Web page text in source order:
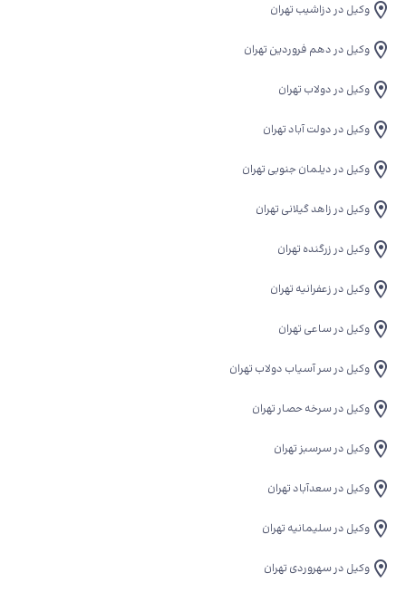
وکیل در دزاشیب تهران
وکیل در دهم فروردین تهران
وکیل در دولاب تهران
وکیل در دولت آباد تهران
وکیل در دیلمان جنوبی تهران
وکیل در زاهد گیلانی تهران
وکیل در زرگنده تهران
وکیل در زعفرانیه تهران
وکیل در ساعی تهران
وکیل در سر آسیاب دولاب تهران
وکیل در سرخه حصار تهران
وکیل در سرسبز تهران
وکیل در سعدآباد تهران
وکیل در سلیمانیه تهران
وکیل در سهروردی تهران